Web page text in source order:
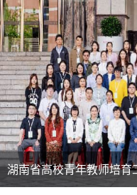
湖南省高校青年教师培
2025-2026年度湖南省国